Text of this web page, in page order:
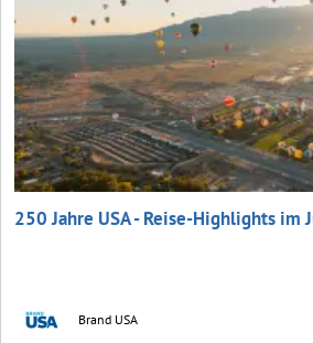
250 Jahre USA - Reise-Highlights im
Brand USA